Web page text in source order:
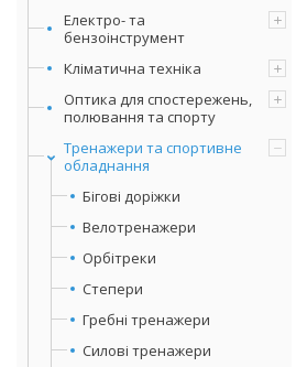
Електро- та
бензоінструмент
Кліматична техніка
Оптика для спостережень,
полювання та спорту
Тренажери та спортивне
обладнання
Бігові доріжки
Велотренажери
Орбітреки
Степери
Гребні тренажери
Силові тренажери